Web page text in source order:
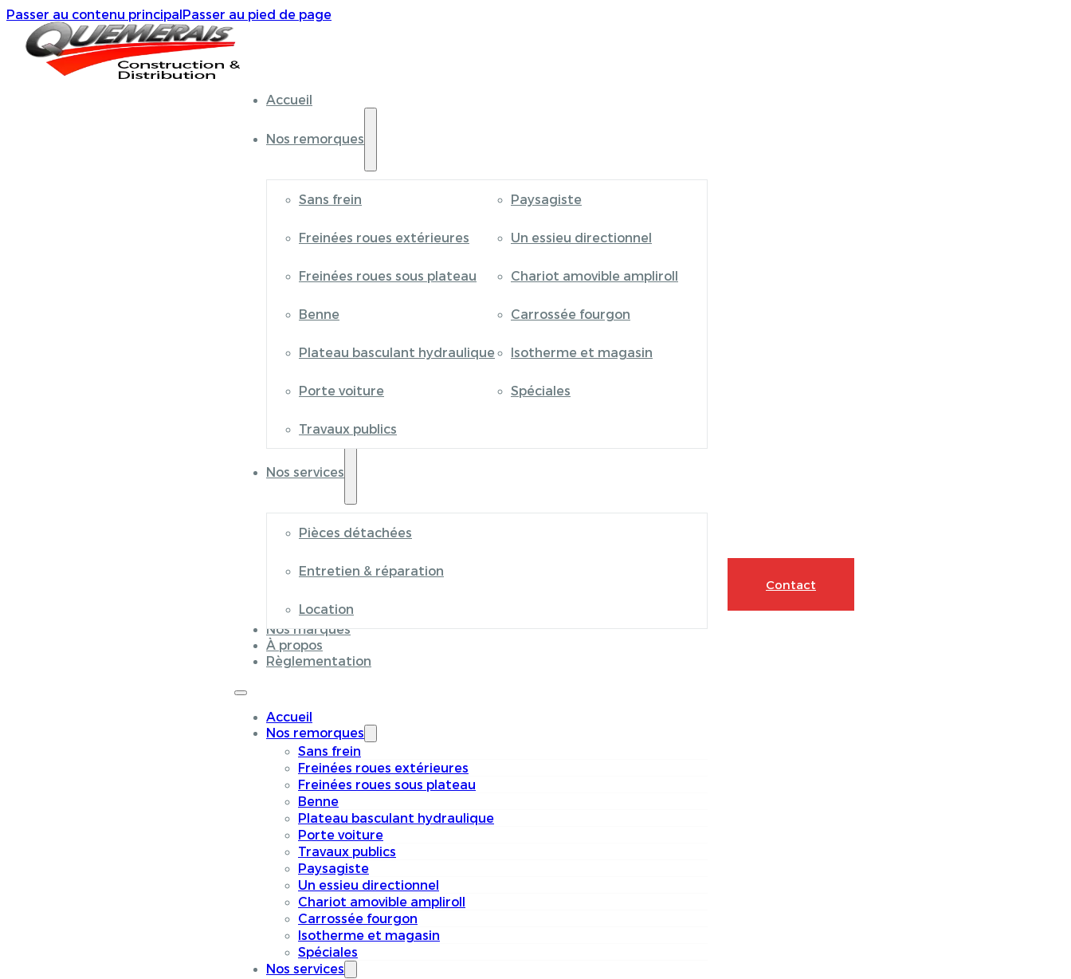
Passer au contenu principalPasser au pied de page
Accueil
Nos remorques
Sans frein
Freinées roues extérieures
Freinées roues sous plateau
Benne
Plateau basculant hydraulique
Porte voiture
Travaux publics
Paysagiste
Un essieu directionnel
Chariot amovible ampliroll
Carrossée fourgon
Isotherme et magasin
Spéciales
Nos services
Pièces détachées
Entretien & réparation
Location
Nos marques
À propos
Règlementation
Accueil
Nos remorques
Sans frein
Freinées roues extérieures
Freinées roues sous plateau
Benne
Plateau basculant hydraulique
Porte voiture
Travaux publics
Paysagiste
Un essieu directionnel
Chariot amovible ampliroll
Carrossée fourgon
Isotherme et magasin
Spéciales
Nos services
Contact